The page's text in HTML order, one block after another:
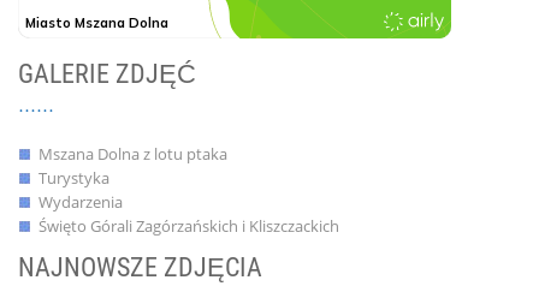
GALERIE ZDJĘĆ
Mszana Dolna z lotu ptaka
Turystyka
Wydarzenia
Święto Górali Zagórzańskich i Kliszczackich
NAJNOWSZE ZDJĘCIA